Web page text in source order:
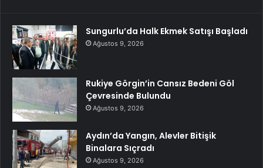
Sungurlu’da Halk Ekmek Satışı Başladı
Ağustos 9, 2026
Rukiye Görgin’in Cansız Bedeni Göl
Çevresinde Bulundu
Ağustos 9, 2026
Aydın’da Yangın, Alevler Bitişik
Binalara Sıçradı
Ağustos 9, 2026